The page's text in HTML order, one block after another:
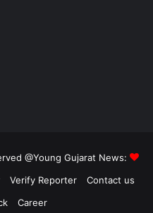
@Young Gujarat News:
Verify Reporter
Contact us
Career